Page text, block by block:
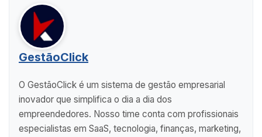
GestãoClick
O GestãoClick é um sistema de gestão empresarial
inovador que simplifica o dia a dia dos
empreendedores. Nosso time conta com profissionais
especialistas em SaaS, tecnologia, finanças, marketing,